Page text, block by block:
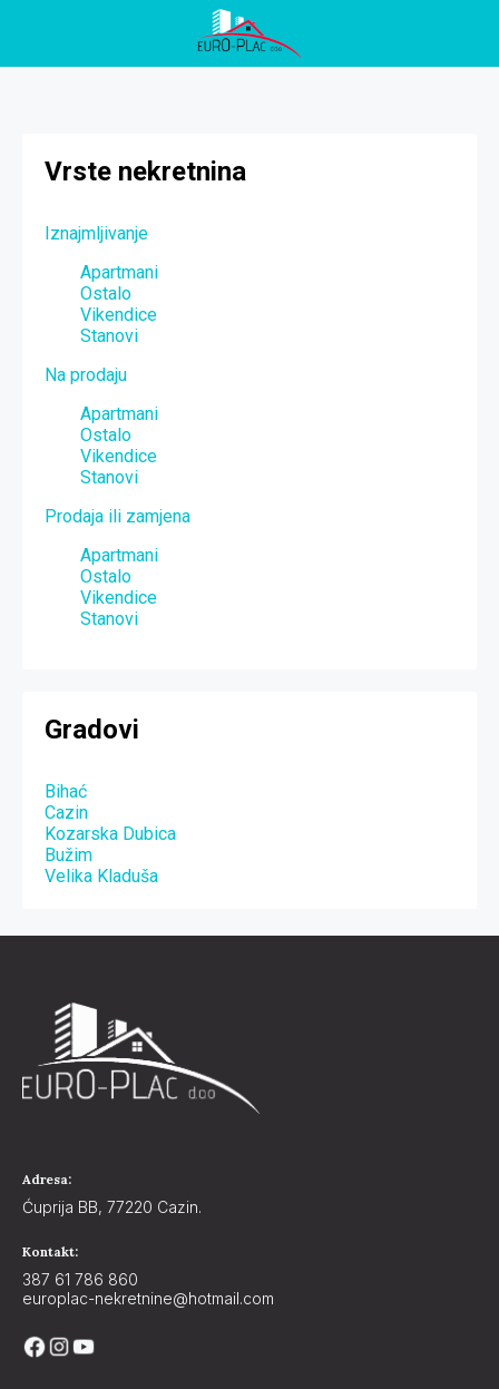
Vrste nekretnina
Iznajmljivanje
Apartmani
Ostalo
Vikendice
Stanovi
Na prodaju
Apartmani
Ostalo
Vikendice
Stanovi
Prodaja ili zamjena
Apartmani
Ostalo
Vikendice
Stanovi
Gradovi
Bihać
Cazin
Kozarska Dubica
Bužim
Velika Kladuša
Adresa:
Ćuprija BB, 77220 Cazin.
Kontakt:
387 61 786 860
europlac-nekretnine@hotmail.com